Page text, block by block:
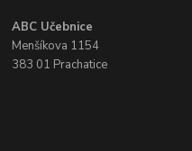
ABC Učebnice
Menšíkova 1154
383 01 Prachatice